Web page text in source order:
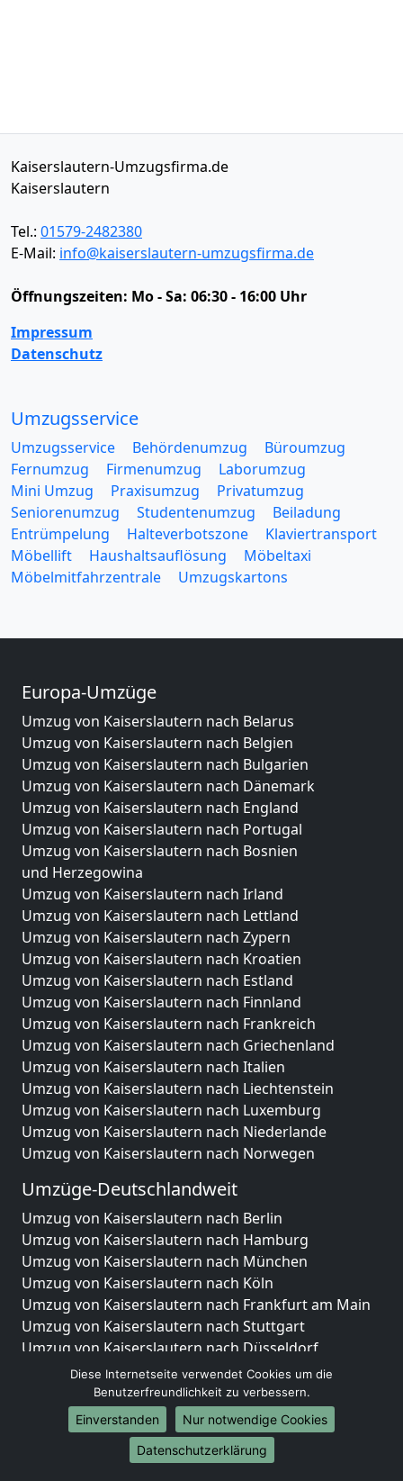
Kaiserslautern-Umzugsfirma.de
Kaiserslautern
Tel.: 01579-2482380
E-Mail: info@kaiserslautern-umzugsfirma.de
Öffnungszeiten: Mo - Sa: 06:30 - 16:00 Uhr
Impressum
Datenschutz
Umzugsservice
Umzugsservice Behördenumzug
Büroumzug
Fernumzug
Firmenumzug
Laborumzug
Mini Umzug
Praxisumzug
Privatumzug
Seniorenumzug
Studentenumzug
Beiladung
Entrümpelung
Halteverbotszone
Klaviertransport
Möbellift
Haushaltsauflösung
Möbeltaxi
Möbelmitfahrzentrale
Umzugskartons
Europa-Umzüge
Umzug von Kaiserslautern nach Belarus
Umzug von Kaiserslautern nach Belgien
Umzug von Kaiserslautern nach Bulgarien
Umzug von Kaiserslautern nach Dänemark
Umzug von Kaiserslautern nach England
Umzug von Kaiserslautern nach Portugal
Umzug von Kaiserslautern nach Bosnien
und Herzegowina
Umzug von Kaiserslautern nach Irland
Umzug von Kaiserslautern nach Lettland
Umzug von Kaiserslautern nach Zypern
Umzug von Kaiserslautern nach Kroatien
Umzug von Kaiserslautern nach Estland
Umzug von Kaiserslautern nach Finnland
Umzug von Kaiserslautern nach Frankreich
Umzug von Kaiserslautern nach Griechenland
Umzug von Kaiserslautern nach Italien
Umzug von Kaiserslautern nach Liechtenstein
Umzug von Kaiserslautern nach Luxemburg
Umzug von Kaiserslautern nach Niederlande
Umzug von Kaiserslautern nach Norwegen
Umzüge-Deutschlandweit
Umzug von Kaiserslautern nach Berlin
Umzug von Kaiserslautern nach Hamburg
Umzug von Kaiserslautern nach München
Umzug von Kaiserslautern nach Köln
Umzug von Kaiserslautern nach Frankfurt am Main
Umzug von Kaiserslautern nach Stuttgart
Umzug von Kaiserslautern nach Düsseldorf
Umzug von Kaiserslautern nach Leipzig
Umzug von Kaiserslautern nach Dortmund
Umzug von Kaiserslautern nach Essen
Umzug von Kaiserslautern nach Bremen
Umzug von Kaiserslautern nach Dresden
Diese Internetseite verwendet Cookies um die
Benutzerfreundlichkeit zu verbessern.
Einverstanden
Nur notwendige Cookies
Datenschutzerklärung